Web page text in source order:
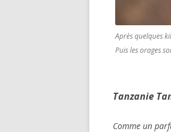
Après quelques
Puis les orages
Tanzanie
Comme un